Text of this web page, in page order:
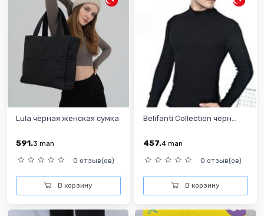
Lula чёрная женская сумка
591.3 man
0 отзыв(ов)
В корзину
Belifanti Collection чёрн...
457.4 man
0 отзыв(ов)
В корзину